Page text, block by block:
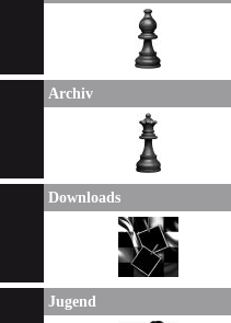
Archiv
Downloads
Jugend